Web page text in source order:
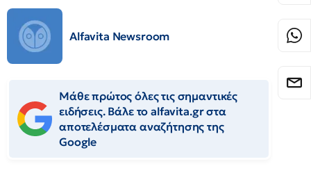
Alfavita Newsroom
Μάθε πρώτος όλες τις σημαντικές
ειδήσεις. Βάλε το alfavita.gr στα
αποτελέσματα αναζήτησης της
Google